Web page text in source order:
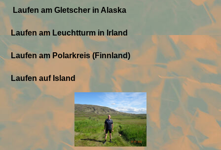
Laufen am Gletscher in Alaska
Laufen am Leuchtturm in Irland
Laufen am Polarkreis (Finnland)
Laufen auf Island